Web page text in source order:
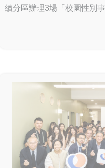
續分區辦理3場「校園性別